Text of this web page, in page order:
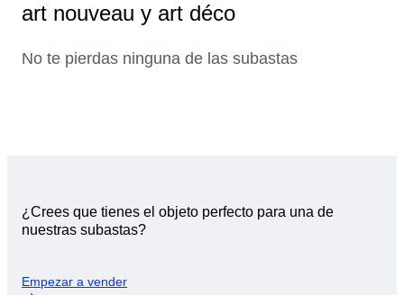
art nouveau y art déco
No te pierdas ninguna de las subastas
¿Crees que tienes el objeto perfecto para una de
nuestras subastas?
Empezar a vender